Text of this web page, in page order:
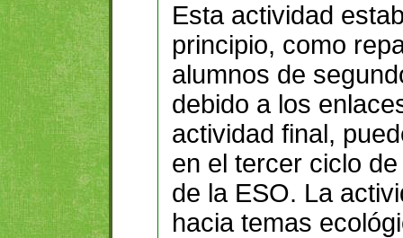
Esta actividad
principio, como
alumnos de
debido a los
actividad final,
en el tercer ciclo
de la ESO. La
hacia temas